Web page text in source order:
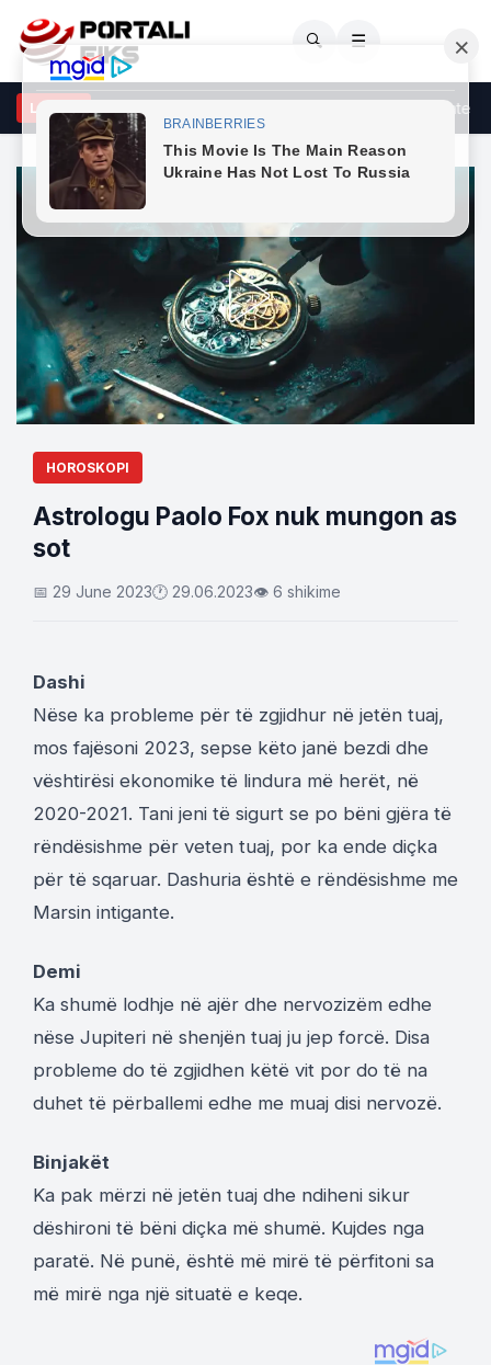
🔍 ☰
LAJME
njeh më mirë se kushdo tjetër”, Adrola nxjerr bisedën private me
HOROSKOPI
Astrologu Paolo Fox nuk mungon as
sot
📅 29 June 2023🕐 29.06.2023👁 6 shikime
Dashi
Nëse ka probleme për të zgjidhur në jetën tuaj,
mos fajësoni 2023, sepse këto janë bezdi dhe
vështirësi ekonomike të lindura më herët, në
2020-2021. Tani jeni të sigurt se po bëni gjëra të
rëndësishme për veten tuaj, por ka ende diçka
për të sqaruar. Dashuria është e rëndësishme me
Marsin intigante.
Demi
Ka shumë lodhje në ajër dhe nervozizëm edhe
nëse Jupiteri në shenjën tuaj ju jep forcë. Disa
probleme do të zgjidhen këtë vit por do të na
duhet të përballemi edhe me muaj disi nervozë.
Binjakët
Ka pak mërzi në jetën tuaj dhe ndiheni sikur
dëshironi të bëni diçka më shumë. Kujdes nga
paratë. Në punë, është më mirë të përfitoni sa
më mirë nga një situatë e keqe.